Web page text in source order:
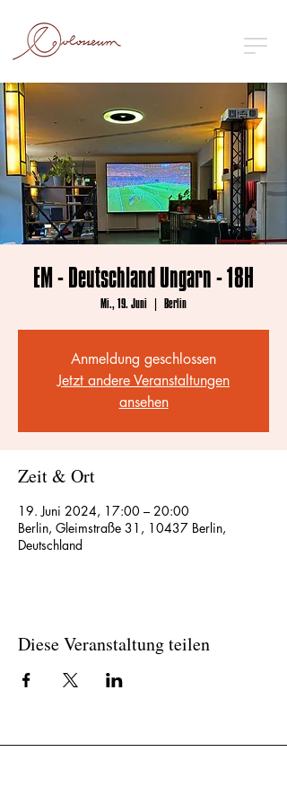
EM - Deutschland Ungarn - 18H
Mi., 19. Juni
  |
Berlin
Anmeldung geschlossen
Jetzt andere Veranstaltungen
ansehen
Zeit & Ort
19. Juni 2024, 17:00 – 20:00
Berlin, Gleimstraße 31, 10437 Berlin,
Deutschland
Diese Veranstaltung teilen